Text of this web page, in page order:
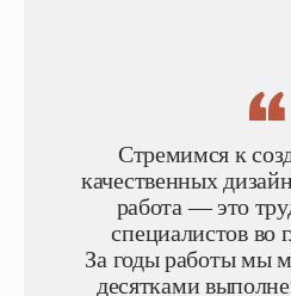
Стремимся к
качественных
работа — это
специалистов во
За годы работы мы
десятками